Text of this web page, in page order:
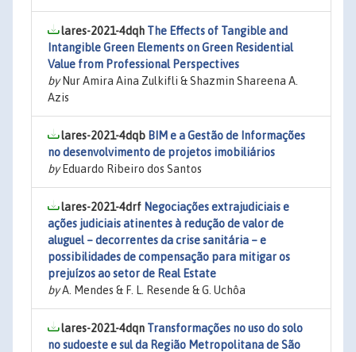
lares-2021-4dqh The Effects of Tangible and
Intangible Green Elements on Green Residential
Value from Professional Perspectives
byNur Amira Aina Zulkifli & Shazmin Shareena A.
Azis
lares-2021-4dqb BIM e a Gestão de Informações
no desenvolvimento de projetos imobiliários
byEduardo Ribeiro dos Santos
lares-2021-4drf Negociações extrajudiciais e
ações judiciais atinentes à redução de valor de
aluguel – decorrentes da crise sanitária – e
possibilidades de compensação para mitigar os
prejuízos ao setor de Real Estate
byA. Mendes & F. L. Resende & G. Uchôa
lares-2021-4dqn Transformações no uso do solo
no sudoeste e sul da Região Metropolitana de São